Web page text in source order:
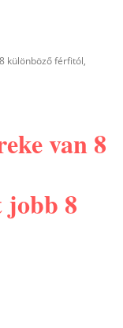
különböző férfitól,
van 8
jobb 8